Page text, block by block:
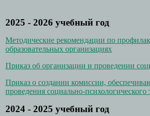
2025 - 2026 учебный год
Методические рекомендации по
образовательных организациях
Приказ об организации и проведении
Приказ о создании комиссии,
проведения социально-психологического
2024 - 2025 учебный год